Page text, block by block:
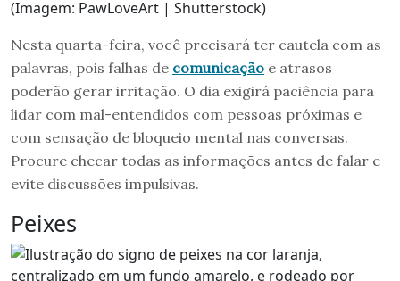
(Imagem: PawLoveArt | Shutterstock)
Nesta quarta-feira, você precisará ter cautela com as
palavras, pois falhas de comunicação e atrasos
poderão gerar irritação. O dia exigirá paciência para
lidar com mal-entendidos com pessoas próximas e
com sensação de bloqueio mental nas conversas.
Procure checar todas as informações antes de falar e
evite discussões impulsivas.
Peixes